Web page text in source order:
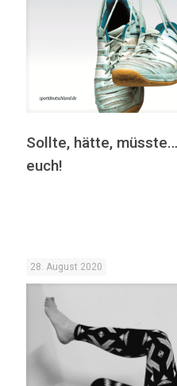
Sollte, hätte,
euch!
28. August 2020